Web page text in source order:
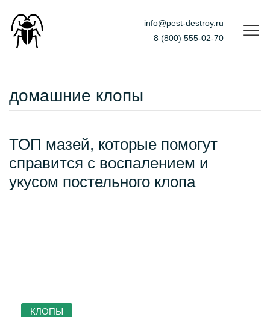
info@pest-destroy.ru
8 (800) 555-02-70
домашние клопы
ТОП мазей, которые помогут
справится с воспалением и
укусом постельного клопа
КЛОПЫ